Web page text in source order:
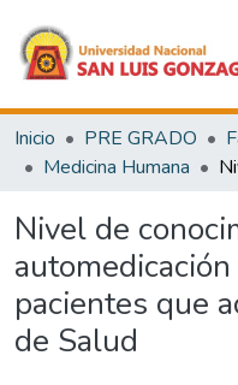
Inicio PRE GRADO
Medicina Humana
Nivel de
pacientes que
de Salud